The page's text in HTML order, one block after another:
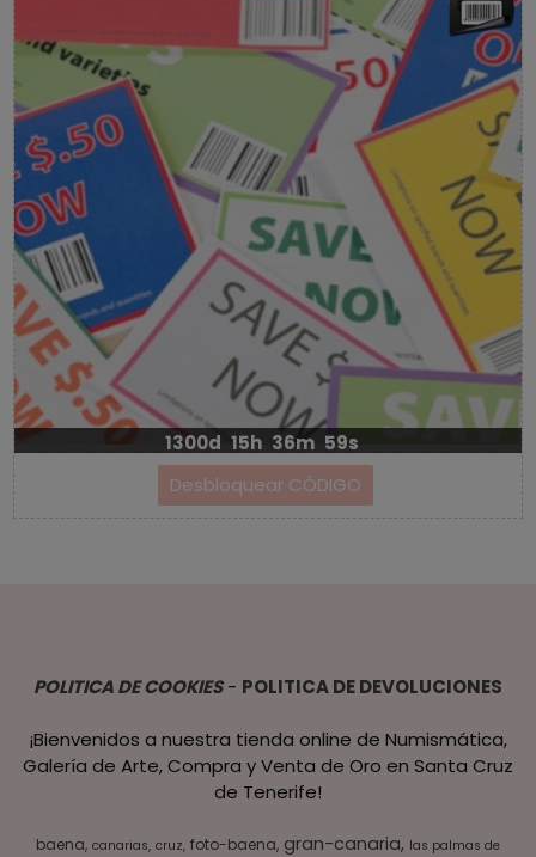
1300d 15h 36m 59s
POLITICA DE COOKIES- POLITICA DE DEVOLUCIONES
¡Bienvenidos a nuestra tienda online de Numismática,
Galería de Arte, Compra y Venta de Oro en Santa Cruz
de Tenerife!
baena canarias cruz foto-baena gran-canaria las palmas de